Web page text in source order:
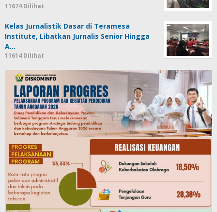
11674 Dilihat
Kelas Jurnalistik Dasar di Teramesa
Institute, Libatkan Jurnalis Senior Hingga
A…
11614 Dilihat